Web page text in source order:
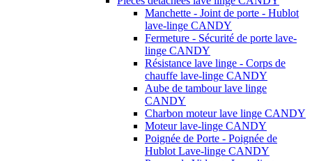
Manchette - Joint de porte - Hublot
lave-linge CANDY
Fermeture - Sécurité de porte lave-
linge CANDY
Résistance lave linge - Corps de
chauffe lave-linge CANDY
Aube de tambour lave linge
CANDY
Charbon moteur lave linge CANDY
Moteur lave-linge CANDY
Poignée de Porte - Poignée de
Hublot Lave-linge CANDY